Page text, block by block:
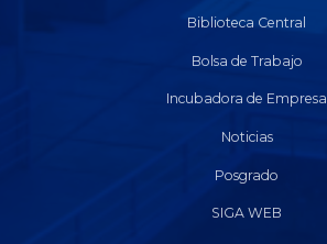
Biblioteca Central
Bolsa de Trabajo
Incubadora de Empresa
Noticias
Posgrado
SIGA WEB